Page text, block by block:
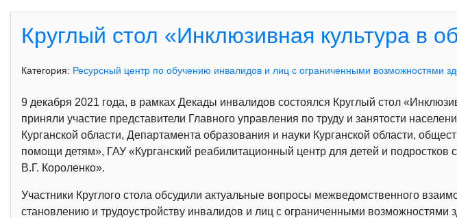
Круглый стол «Инклюзивная культура в
Категория: Ресурсный центр по обучению инвалидов и лиц с ограниченными возможностями
9 декабря 2021 года, в рамках Декады инвалидов состоялся Круглый стол
приняли участие представители Главного управления по труду и занятости
Курганской области, Департамента образования и науки Курганской области,
помощи детям», ГАУ «Курганский реабилитационный центр для детей и
В.Г. Короленко».
Участники Круглого стола обсудили актуальные вопросы межведомственного
становлению и трудоустройству инвалидов и лиц с ограниченными возможностями